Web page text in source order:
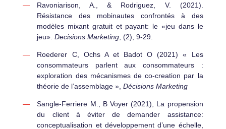
Ravoniarison, A., & Rodriguez, V. (2021).
Résistance des mobinautes confrontés à des
modèles mixant gratuit et payant: le «jeu dans le
jeu».Decisions Marketing , (2), 9-29.
Roederer C, Ochs A et Badot O (2021) « Les
consommateurs parlent aux consommateurs :
exploration des mécanismes de co-creation par la
théorie de l’assemblage »,Décisions Marketing
Sangle-Ferriere M., B Voyer (2021), La propension
du client à éviter de demander assistance:
conceptualisation et développement d’une échelle,